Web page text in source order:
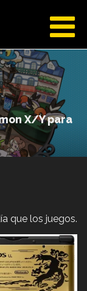
X/Y para
que los juegos.